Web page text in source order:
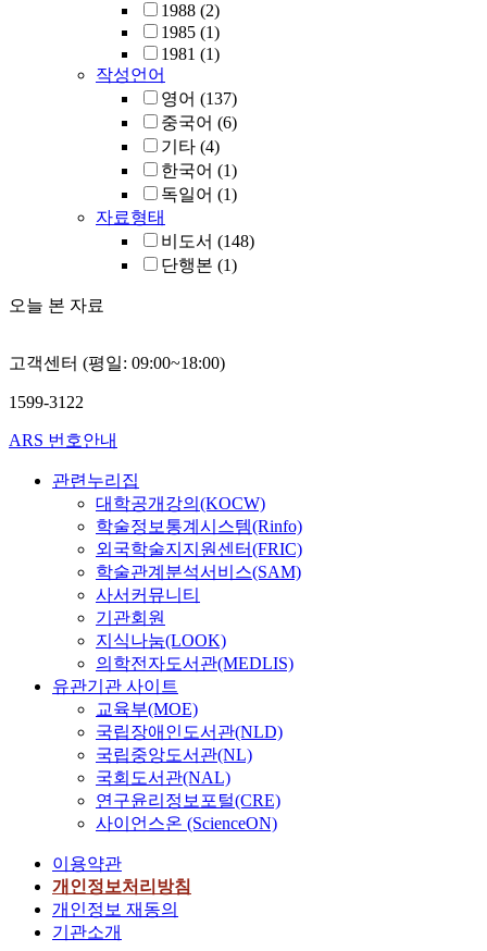
1988 (2)
1985 (1)
1981 (1)
작성언어
영어 (137)
중국어 (6)
기타 (4)
한국어 (1)
독일어 (1)
자료형태
비도서 (148)
단행본 (1)
오늘 본 자료
고객센터 (평일: 09:00~18:00)
1599-3122
ARS 번호안내
관련누리집
대학공개강의(KOCW)
학술정보통계시스템(Rinfo)
외국학술지지원센터(FRIC)
학술관계분석서비스(SAM)
사서커뮤니티
기관회원
지식나눔(LOOK)
의학전자도서관(MEDLIS)
유관기관 사이트
교육부(MOE)
국립장애인도서관(NLD)
국립중앙도서관(NL)
국회도서관(NAL)
연구윤리정보포털(CRE)
사이언스온 (ScienceON)
이용약관
개인정보처리방침
개인정보 재동의
기관소개